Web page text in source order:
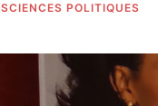
SCIENCES POLITIQUES